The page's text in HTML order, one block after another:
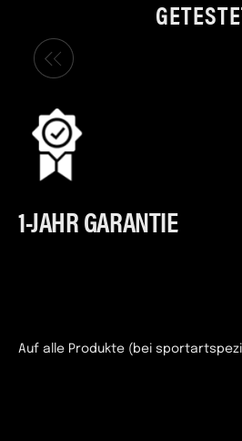
1-JAHR GARANTIE
Auf alle Produkte (bei